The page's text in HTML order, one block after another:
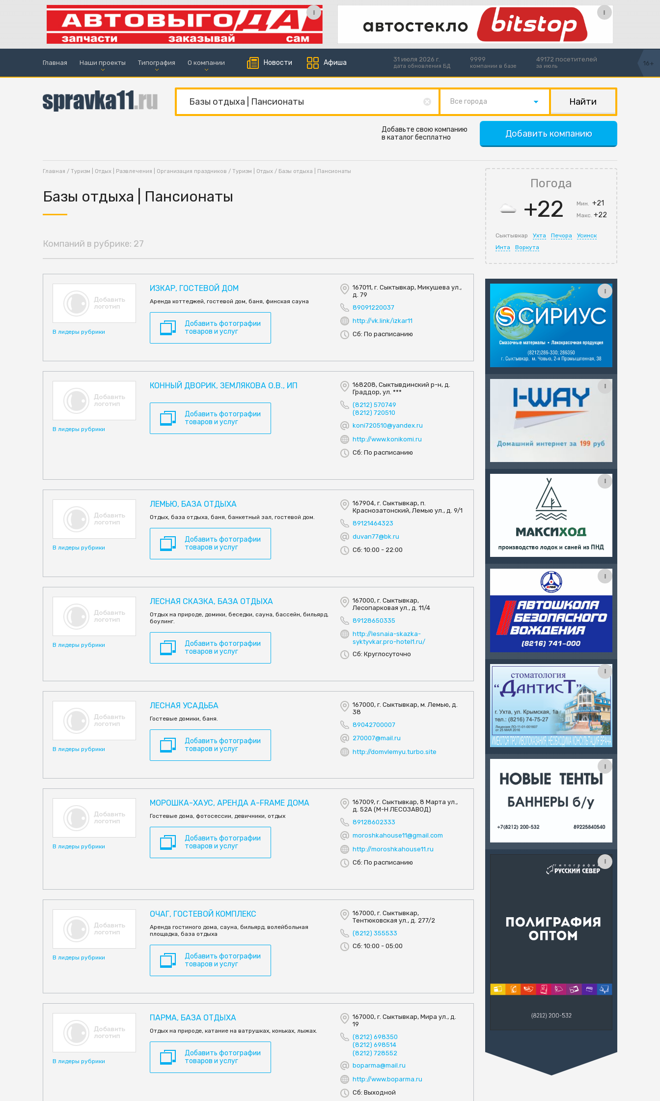
Главная Наши проекты Типография О компании Новости Афиша 31 июля 2026 г.
дата обновления БД
9999
компании в базе
49172 посетителей
за июль 16+
Все города
Добавить компанию
Добавьте свою компанию
в каталог бесплатно
Главная / Туризм | Отдых | Развлечения | Организация праздников / Туризм | Отдых / Базы отдыха | Пансионаты
Базы отдыха | Пансионаты
Компаний в рубрике: 27
В лидеры рубрики
ИЗКАР, ГОСТЕВОЙ ДОМ
Аренда коттеджей, гостевой дом, баня, финская сауна
Добавить фотографии
товаров и услуг
167011, г. Сыктывкар, Микушева ул.,
д. 79
89091220037
http://vk.link/izkar11
Сб: По расписанию
В лидеры рубрики
КОННЫЙ ДВОРИК, ЗЕМЛЯКОВА О.В., ИП
Добавить фотографии
товаров и услуг
168208, Сыктывдинский р-н, д.
Граддор, ул. ***
(8212) 570749
(8212) 720510
koni720510@yandex.ru
http://www.konikomi.ru
Сб: По расписанию
В лидеры рубрики
ЛЕМЬЮ, БАЗА ОТДЫХА
Отдых, база отдыха, баня, банкетный зал, гостевой дом.
Добавить фотографии
товаров и услуг
167904, г. Сыктывкар, п.
Краснозатонский, Лемью ул., д. 9/1
89121464323
duvan77@bk.ru
Сб: 10:00 - 22:00
В лидеры рубрики
ЛЕСНАЯ СКАЗКА, БАЗА ОТДЫХА
Отдых на природе, домики, беседки, сауна, бассейн, бильярд,
боулинг.
Добавить фотографии
товаров и услуг
167000, г. Сыктывкар,
Лесопарковая ул., д. 11/4
89128650335
http://lesnaia-skazka-
syktyvkar.pro-hotel1.ru/
Сб: Круглосуточно
В лидеры рубрики
ЛЕСНАЯ УСАДЬБА
Гостевые домики, баня.
Добавить фотографии
товаров и услуг
167000, г. Сыктывкар, м. Лемью, д.
38
89042700007
270007@mail.ru
http://domvlemyu.turbo.site
В лидеры рубрики
МОРОШКА-ХАУС, АРЕНДА A-FRAME ДОМА
Гостевые дома, фотосессии, девичники, отдых
Добавить фотографии
товаров и услуг
167009, г. Сыктывкар, 8 Марта ул.,
д. 52А (М-Н ЛЕСОЗАВОД)
89128602333
moroshkahouse11@gmail.com
http://moroshkahouse11.ru
Сб: По расписанию
В лидеры рубрики
ОЧАГ, ГОСТЕВОЙ КОМПЛЕКС
Аренда гостиного дома, сауна, бильярд, волейбольная
площадка, база отдыха
Добавить фотографии
товаров и услуг
167000, г. Сыктывкар,
Тентюковская ул., д. 277/2
(8212) 355533
Сб: 10:00 - 05:00
В лидеры рубрики
ПАРМА, БАЗА ОТДЫХА
Отдых на природе, катание на ватрушках, коньках, лыжах.
Добавить фотографии
товаров и услуг
167000, г. Сыктывкар, Мира ул., д.
19
(8212) 698350
(8212) 698514
(8212) 728552
boparma@mail.ru
http://www.boparma.ru
Сб: Выходной
Погода
+22 Мин.+21
Макс.+22
Сыктывкар Ухта Печора
Усинск
Инта
Воркута